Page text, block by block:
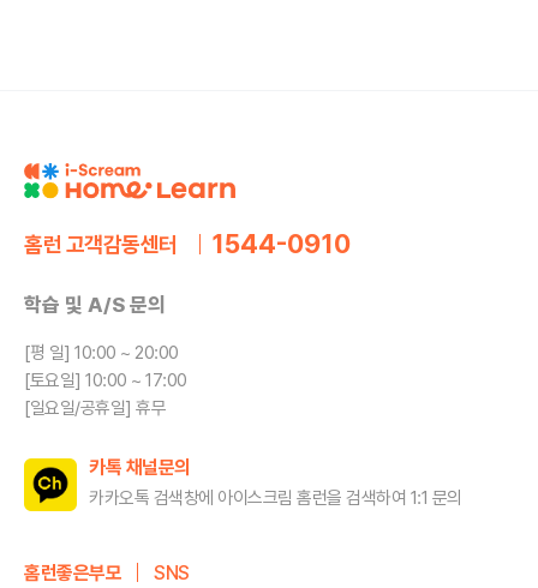
홈런 고객감동센터
학습 및 A/S 문의
[평 일] 10:00 ~ 20:00
[토요일] 10:00 ~ 17:00
[일요일/공휴일] 휴무
1544-0910
카톡 채널문의
카카오톡 검색창에 아이스크림 홈런을 검색하여 1:1 문의
홈런좋은부모 SNS